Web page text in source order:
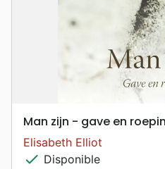
Man zijn - gave en
Elisabeth Elliot
check Disponible